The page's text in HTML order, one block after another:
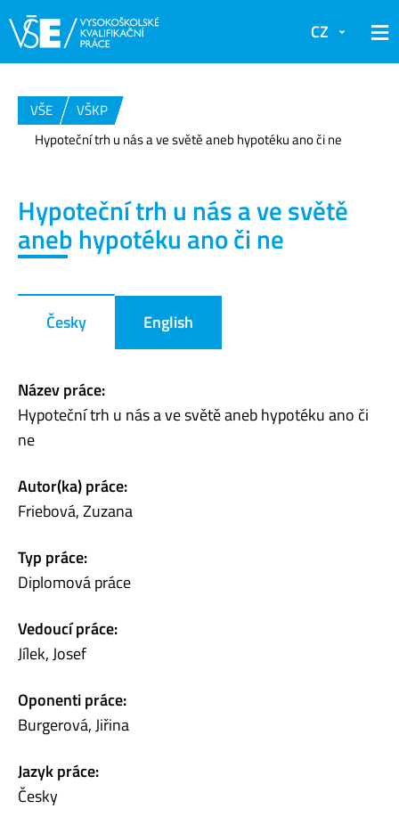
CZ
VŠE
VŠKP
Hypoteční trh u nás a ve světě aneb hypotéku ano či ne
Hypoteční trh u nás a ve světě
aneb hypotéku ano či ne
Česky English
Název práce:
Hypoteční trh u nás a ve světě aneb hypotéku ano či
ne
Autor(ka) práce:
Friebová, Zuzana
Typ práce:
Diplomová práce
Vedoucí práce:
Jílek, Josef
Oponenti práce:
Burgerová, Jiřina
Jazyk práce:
Česky